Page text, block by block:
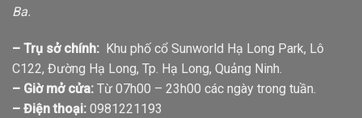
Ba.
– Trụ sở chính: Khu phố cổ Sunworld Hạ Long Park, Lô
C122, Đường Hạ Long, Tp. Hạ Long, Quảng Ninh.
– Giờ mở cửa: Từ 07h00 – 23h00 các ngày trong tuần.
– Điện thoại: 0981221193